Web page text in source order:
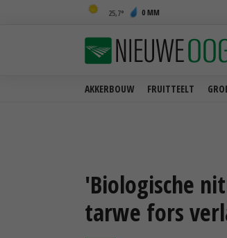
25,7 0 MM
AKKERBOUW FRUITTEELT
'Biologische
tarwe fors